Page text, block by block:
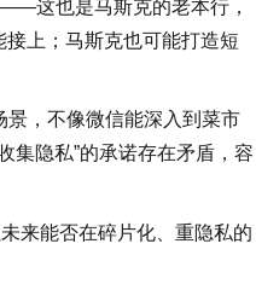
这也是马斯克的老本行，
上；马斯克也可能打造短
，不像微信能深入到菜市
集隐私”的承诺存在矛盾，容
来能否在碎片化、重隐私的